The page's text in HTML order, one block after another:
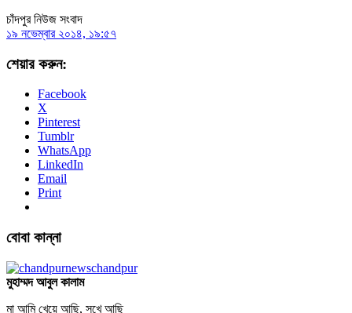
চাঁদপুর নিউজ সংবাদ
১৯ নভেম্বার ২০১৪, ১৯:৫৭
শেয়ার করুন:
Facebook
X
Pinterest
Tumblr
WhatsApp
LinkedIn
Email
Print
বোবা কান্না
মুহাম্মদ আবুল কালাম
মা আমি খেয়ে আছি, সুখে আছি